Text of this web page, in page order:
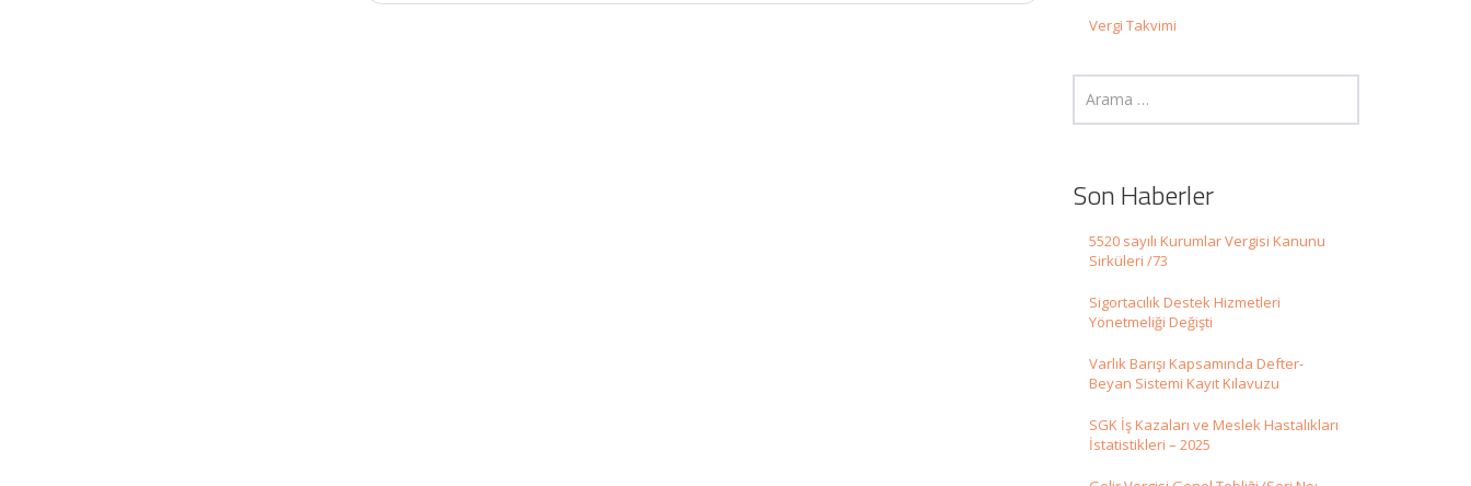
Vergi Takvimi
Son Haberler
5520 sayılı Kurumlar Vergisi Kanunu
Sirküleri /73
Sigortacılık Destek Hizmetleri
Yönetmeliği Değişti
Varlık Barışı Kapsamında Defter-
Beyan Sistemi Kayıt Kılavuzu
SGK İş Kazaları ve Meslek Hastalıkları
İstatistikleri – 2025